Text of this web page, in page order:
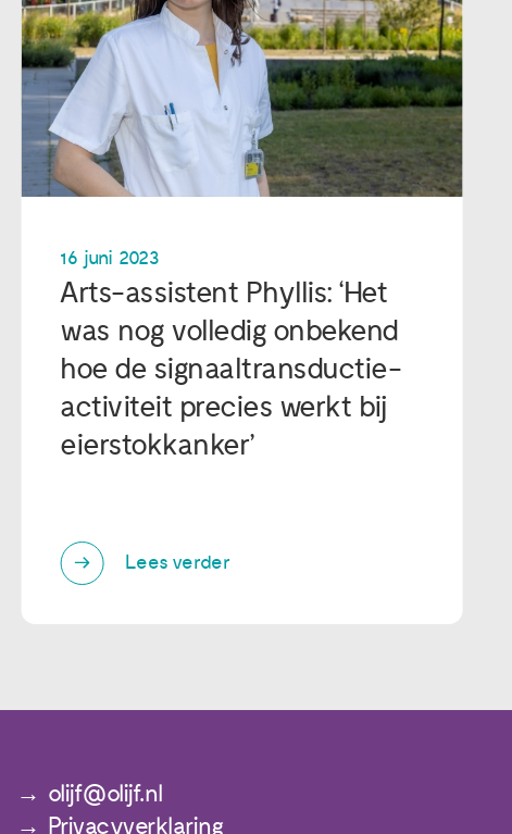
16 juni 2023
Arts-assistent Phyllis: ‘Het
was nog volledig onbekend
hoe de signaaltransductie-
activiteit precies werkt bij
eierstokkanker’
Lees verder
olijf@olijf.nl
Privacyverklaring